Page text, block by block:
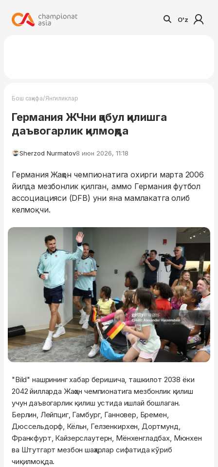
O'z
Бош саҳифа/Янгиликлар
Германия ЖЧни қабул қилишга
даъвогарлик қилмоқда
Sherzod Nurmatov8 июн 2026, 11:18
Германия Жаҳон чемпионатига охирги марта 2006
йилда мезбонлик қилган, аммо Германия футбол
ассоциацияси (DFB) уни яна мамлакатга олиб
келмоқчи.
"Bild" нашрининг хабар беришича, ташкилот 2038 ёки
2042 йилларда Жаҳон чемпионатига мезбонлик қилиш
учун даъвогарлик қилиш устида ишлай бошлаган.
Берлин, Лейпциг, Гамбург, Ганновер, Бремен,
Дюссельдорф, Кёльн, Гелзенкирхен, Дортмунд,
Франкфурт, Кайзерслаутерн, Мёнхенгладбах, Мюнхен
ва Штутгарт мезбон шаҳарлар сифатида кўриб
чиқилмоқда.